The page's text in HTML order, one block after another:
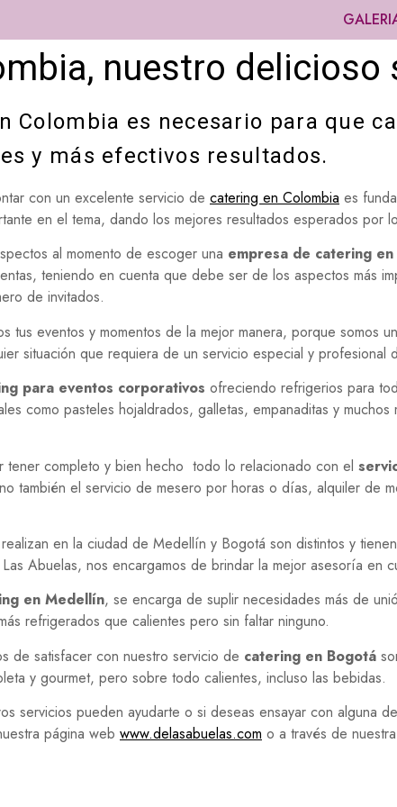
nuestro delicioso
Colombia es necesario para que
y más efectivos resultados.
con un excelente servicio de catering en Colombia es
en el tema, dando los mejores resultados esperados por
al momento de escoger una empresa de catering
teniendo en cuenta que debe ser de los aspectos más
de invitados.
tus eventos y momentos de la mejor manera, porque somos
situación que requiera de un servicio especial y
para eventos corporativos ofreciendo refrigerios para
como pasteles hojaldrados, galletas, empanaditas y
tener completo y bien hecho todo lo relacionado con el
también el servicio de mesero por horas o días, alquiler de
en la ciudad de Medellín y Bogotá son distintos y
Abuelas, nos encargamos de brindar la mejor asesoría en
en Medellín, se encarga de suplir necesidades más de
refrigerados que calientes pero sin faltar ninguno.
de satisfacer con nuestro servicio de catering en Bogotá
y gourmet, pero sobre todo calientes, incluso las bebidas.
servicios pueden ayudarte o si deseas ensayar con alguna
página web www.delasabuelas.com o a través de